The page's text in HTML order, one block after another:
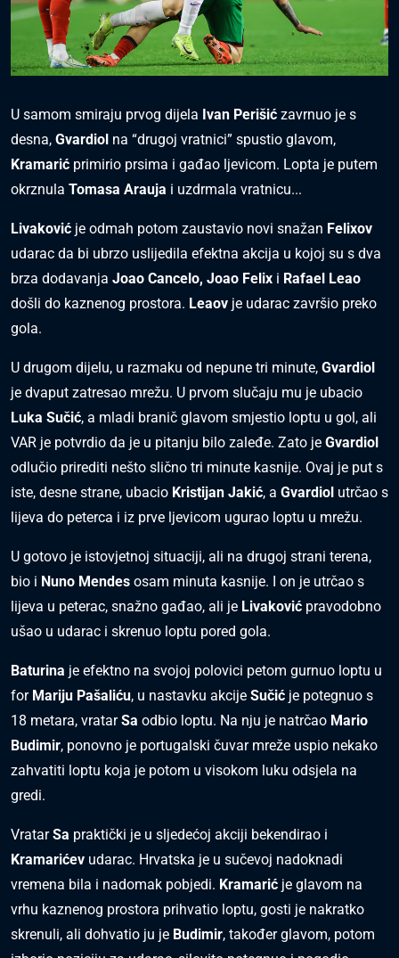
U samom smiraju prvog dijela Ivan Perišić zavrnuo je s
desna, Gvardiol na “drugoj vratnici” spustio glavom,
Kramarić primirio prsima i gađao ljevicom. Lopta je putem
okrznula Tomasa Arauja i uzdrmala vratnicu...
Livaković je odmah potom zaustavio novi snažan Felixov
udarac da bi ubrzo uslijedila efektna akcija u kojoj su s dva
brza dodavanja Joao Cancelo, Joao Felix i Rafael Leao
došli do kaznenog prostora. Leaov je udarac završio preko
gola.
U drugom dijelu, u razmaku od nepune tri minute, Gvardiol
je dvaput zatresao mrežu. U prvom slučaju mu je ubacio
Luka Sučić, a mladi branič glavom smjestio loptu u gol, ali
VAR je potvrdio da je u pitanju bilo zaleđe. Zato je Gvardiol
odlučio prirediti nešto slično tri minute kasnije. Ovaj je put s
iste, desne strane, ubacio Kristijan Jakić, a Gvardiol utrčao s
lijeva do peterca i iz prve ljevicom ugurao loptu u mrežu.
U gotovo je istovjetnoj situaciji, ali na drugoj strani terena,
bio i Nuno Mendes osam minuta kasnije. I on je utrčao s
lijeva u peterac, snažno gađao, ali je Livaković pravodobno
ušao u udarac i skrenuo loptu pored gola.
Baturina je efektno na svojoj polovici petom gurnuo loptu u
for Mariju Pašaliću, u nastavku akcije Sučić je potegnuo s
18 metara, vratarSa odbio loptu. Na nju je natrčao Mario
Budimir, ponovno je portugalski čuvar mreže uspio nekako
zahvatiti loptu koja je potom u visokom luku odsjela na
gredi.
VratarSa praktički je u sljedećoj akciji bekendirao i
Kramarićev udarac. Hrvatska je u sučevoj nadoknadi
vremena bila i nadomak pobjedi. Kramarić je glavom na
vrhu kaznenog prostora prihvatio loptu, gosti je nakratko
skrenuli, ali dohvatio ju je Budimir, također glavom, potom